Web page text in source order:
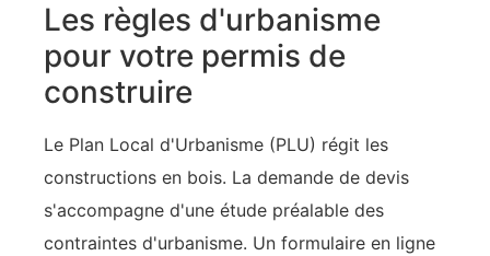
Les règles d'urbanisme
pour votre permis de
construire
Le Plan Local d'Urbanisme (PLU) régit les
constructions en bois. La demande de devis
s'accompagne d'une étude préalable des
contraintes d'urbanisme. Un formulaire en ligne